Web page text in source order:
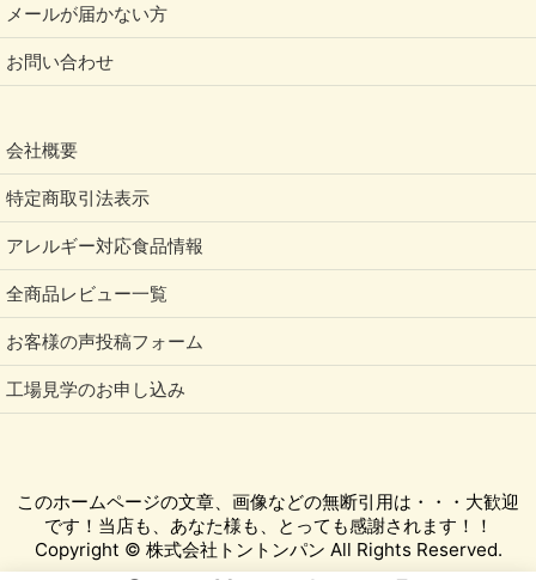
メールが届かない方
お問い合わせ
会社概要
特定商取引法表示
アレルギー対応食品情報
全商品レビュー一覧
お客様の声投稿フォーム
工場見学のお申し込み
このホームページの文章、画像などの無断引用は・・・大歓迎
です！当店も、あなた様も、とっても感謝されます！！
Copyright © 株式会社トントンパン All Rights Reserved.